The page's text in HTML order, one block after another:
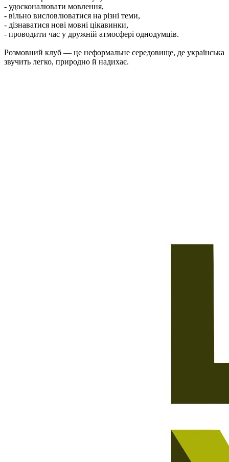
- удосконалювати мовлення,
- вільно висловлюватися на різні теми,
- дізнаватися нові мовні цікавинки,
- проводити час у дружній атмосфері однодумців.
Розмовний клуб — це неформальне середовище, де українська
звучить легко, природно й надихає.